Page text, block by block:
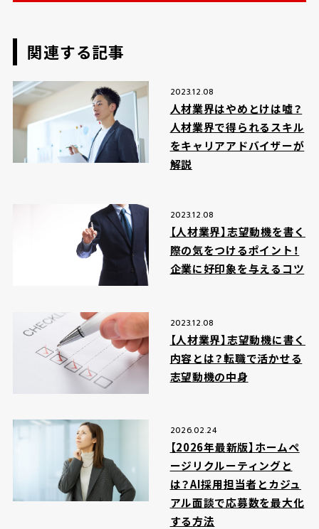
関連する記事
2023.12.08
人材業界はやめとけは嘘？
人材業界で得られるスキル
をキャリアアドバイザーが
解説
2023.12.08
【人材業界】志望動機を書く
際の気をつけるポイント！
企業に好印象を与えるコツ
2023.12.08
【人材業界】志望動機に書く
内容とは？転職で活かせる
志望動機の中身
2026.02.24
【2026年最新版】ホームペ
ージリクルーティングと
は？AI採用担当者とカジュ
アル面談で応募数を最大化
する方法